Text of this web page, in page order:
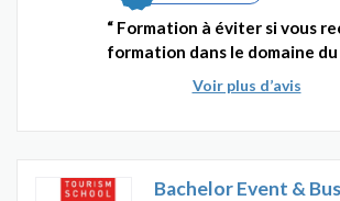
Formation à éviter si vous
formation dans le domaine
Voir plus d’avis
Bachelor Event &